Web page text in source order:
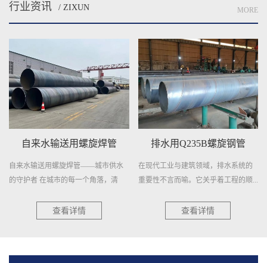
行业资讯 / ZIXUN MORE
自来水输送用螺旋焊管
自来水输送用螺旋焊管——城市供水
的守护者 在城市的每一个角落，清
查看详情
排水用Q235B螺旋钢管
在现代工业与建筑领域，排水系统的
重要性不言而喻。它关乎着工程的顺...
查看详情